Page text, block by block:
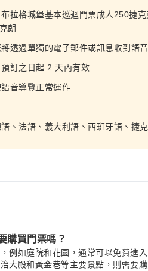
拉格城堡基本巡迴門票成人250捷
朗
透過單獨的電子郵件或訊息收到語
訂之日起 2 天內有效
音導覽正常運作
、法語、義大利語、西班牙語、捷
購買門票嗎？
例如庭院和花園，通常可以免費進
大殿和黃金巷等主要景點，則需要